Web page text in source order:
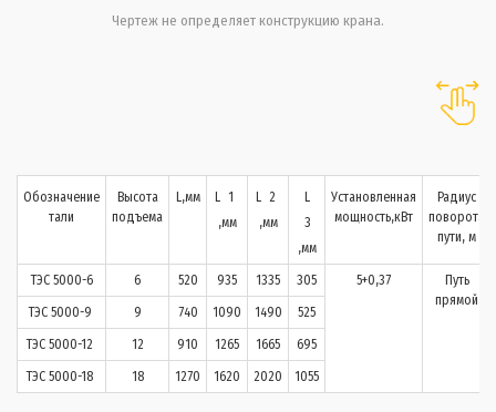
Чертеж не определяет конструкцию крана.
Обозначение
тали
Высота
подъема
L,мм L 1
,мм
L 2
,мм
L
3
,мм
Установленная
мощность,кВт
Радиус
поворота
пути, м
ТЭС 5000-6 6 520 935 1335 305 5+0,37
Путь
прямой
ТЭС 5000-9 9 740 1090 1490 525
ТЭС 5000-12 12 910 1265 1665 695
ТЭС 5000-18 18 1270 1620 2020 1055